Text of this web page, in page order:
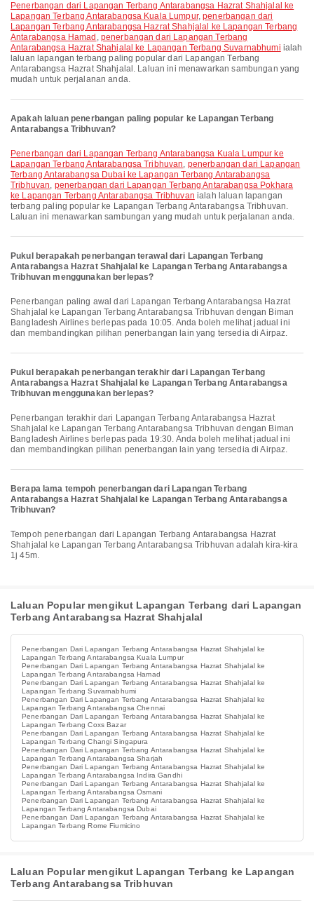
penerbangan dari Lapangan Terbang Antarabangsa Hazrat Shahjalal ke
Lapangan Terbang Antarabangsa Kuala Lumpur,penerbangan dari
Lapangan Terbang Antarabangsa Hazrat Shahjalal ke Lapangan Terbang
Antarabangsa Hamad , penerbangan dari Lapangan Terbang
Antarabangsa Hazrat Shahjalal ke Lapangan Terbang Suvarnabhumi ialah
laluan lapangan terbang paling popular dari Lapangan Terbang
Antarabangsa Hazrat Shahjalal. Laluan ini menawarkan sambungan yang
mudah untuk perjalanan anda.
Apakah laluan penerbangan paling popular ke Lapangan Terbang
Antarabangsa Tribhuvan?
penerbangan dari Lapangan Terbang Antarabangsa Kuala Lumpur ke
Lapangan Terbang Antarabangsa Tribhuvan, penerbangan dari Lapangan
Terbang Antarabangsa Dubai ke Lapangan Terbang Antarabangsa
Tribhuvan, penerbangan dari Lapangan Terbang Antarabangsa Pokhara
ke Lapangan Terbang Antarabangsa Tribhuvan ialah laluan lapangan
terbang paling popular ke Lapangan Terbang Antarabangsa Tribhuvan.
Laluan ini menawarkan sambungan yang mudah untuk perjalanan anda.
Pukul berapakah penerbangan terawal dari Lapangan Terbang
Antarabangsa Hazrat Shahjalal ke Lapangan Terbang Antarabangsa
Tribhuvan menggunakan berlepas?
Penerbangan paling awal dari Lapangan Terbang Antarabangsa Hazrat
Shahjalal ke Lapangan Terbang Antarabangsa Tribhuvan dengan Biman
Bangladesh Airlines berlepas pada 10:05. Anda boleh melihat jadual ini
dan membandingkan pilihan penerbangan lain yang tersedia di Airpaz.
Pukul berapakah penerbangan terakhir dari Lapangan Terbang
Antarabangsa Hazrat Shahjalal ke Lapangan Terbang Antarabangsa
Tribhuvan menggunakan berlepas?
Penerbangan terakhir dari Lapangan Terbang Antarabangsa Hazrat
Shahjalal ke Lapangan Terbang Antarabangsa Tribhuvan dengan Biman
Bangladesh Airlines berlepas pada 19:30. Anda boleh melihat jadual ini
dan membandingkan pilihan penerbangan lain yang tersedia di Airpaz.
Berapa lama tempoh penerbangan dari Lapangan Terbang
Antarabangsa Hazrat Shahjalal ke Lapangan Terbang Antarabangsa
Tribhuvan?
Tempoh penerbangan dari Lapangan Terbang Antarabangsa Hazrat
Shahjalal ke Lapangan Terbang Antarabangsa Tribhuvan adalah kira-kira
1j 45m.
Laluan Popular mengikut Lapangan Terbang dari Lapangan
Terbang Antarabangsa Hazrat Shahjalal
Penerbangan Dari Lapangan Terbang Antarabangsa Hazrat Shahjalal ke
Lapangan Terbang Antarabangsa Kuala Lumpur
Penerbangan Dari Lapangan Terbang Antarabangsa Hazrat Shahjalal ke
Lapangan Terbang Antarabangsa Hamad
Penerbangan Dari Lapangan Terbang Antarabangsa Hazrat Shahjalal ke
Lapangan Terbang Suvarnabhumi
Penerbangan Dari Lapangan Terbang Antarabangsa Hazrat Shahjalal ke
Lapangan Terbang Antarabangsa Chennai
Penerbangan Dari Lapangan Terbang Antarabangsa Hazrat Shahjalal ke
Lapangan Terbang Coxs Bazar
Penerbangan Dari Lapangan Terbang Antarabangsa Hazrat Shahjalal ke
Lapangan Terbang Changi Singapura
Penerbangan Dari Lapangan Terbang Antarabangsa Hazrat Shahjalal ke
Lapangan Terbang Antarabangsa Sharjah
Penerbangan Dari Lapangan Terbang Antarabangsa Hazrat Shahjalal ke
Lapangan Terbang Antarabangsa Indira Gandhi
Penerbangan Dari Lapangan Terbang Antarabangsa Hazrat Shahjalal ke
Lapangan Terbang Antarabangsa Osmani
Penerbangan Dari Lapangan Terbang Antarabangsa Hazrat Shahjalal ke
Lapangan Terbang Antarabangsa Dubai
Penerbangan Dari Lapangan Terbang Antarabangsa Hazrat Shahjalal ke
Lapangan Terbang Rome Fiumicino
Laluan Popular mengikut Lapangan Terbang ke Lapangan
Terbang Antarabangsa Tribhuvan